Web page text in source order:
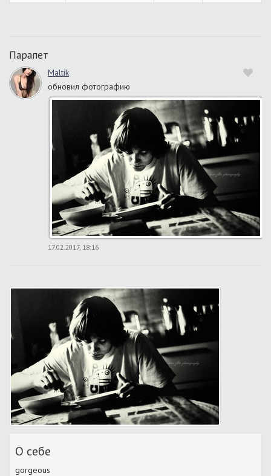
Парапет
Maltik
обновил фотографию
17.02.2017, 18:16
О себе
gorgeous